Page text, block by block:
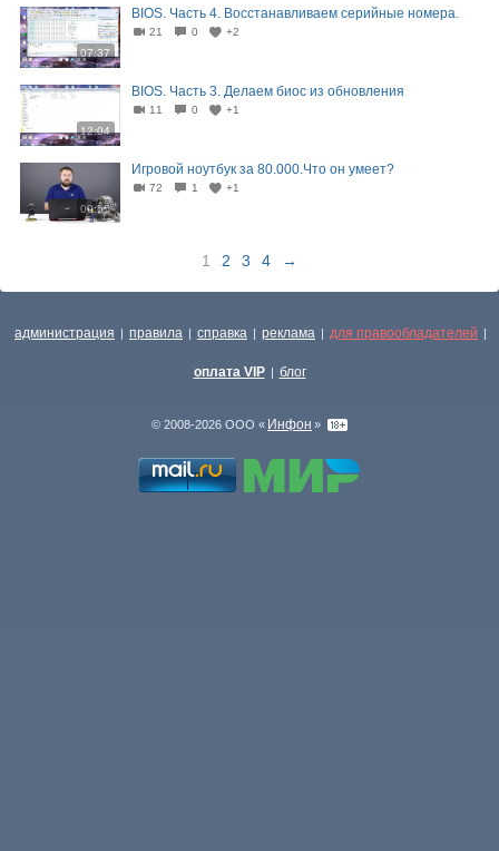
07:37
BIOS. Часть 4. Восстанавливаем серийные номера.
21 0 +2
12:04
BIOS. Часть 3. Делаем биос из обновления
11 0 +1
09:55
Игровой ноутбук за 80.000.Что он умеет?
72 1 +1
1 2 3 4 →
администрация | правила | справка | реклама | для правообладателей |
оплата VIP | блог
© 2008-2026 ООО « Инфон »